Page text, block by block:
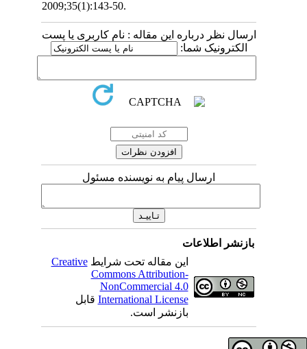
درباره این مقاله : نام کاربری یا پست
ارسال پیام به نویسنده مسئول
این مقاله تحت شرایطCreative
Commons Attribution-
NonCommercial 4.0
International Licenseقابل